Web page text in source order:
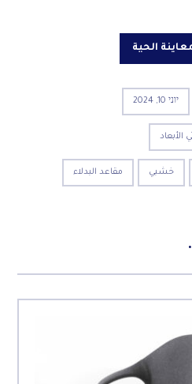
الحية
יוני 10, 2024
الأبعاد
خشبي مقاعد البدلاء